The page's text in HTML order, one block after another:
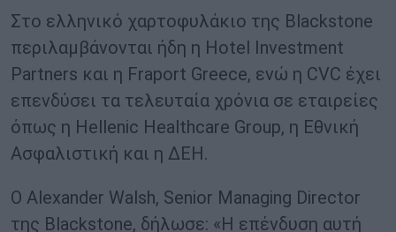
Στο ελληνικό χαρτοφυλάκιο της Blackstone
περιλαμβάνονται ήδη η Hotel Investment
Partners και η Fraport Greece, ενώ η CVC έχει
επενδύσει τα τελευταία χρόνια σε εταιρείες
όπως η Hellenic Healthcare Group, η Εθνική
Ασφαλιστική και η ΔΕΗ.
Ο Alexander Walsh, Senior Managing Director
της Blackstone, δήλωσε: «Η επένδυση αυτή